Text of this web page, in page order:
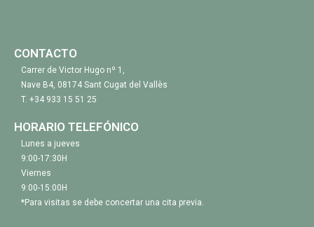
CONTACTO
Carrer de Victor Hugo nº 1,
Nave B4, 08174 Sant Cugat del Vallès
T. +34 933 15 51 25
HORARIO TELEFÓNICO
Lunes a jueves
9:00-17:30H
Viernes
9:00-15:00H
*Para visitas se debe concertar una cita previa.